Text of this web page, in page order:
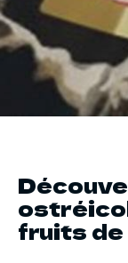
fruits de